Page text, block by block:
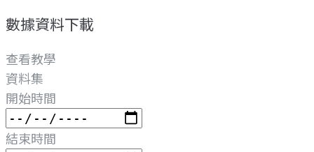
數據資料下載
查看教學
資料集
開始時間
結束時間